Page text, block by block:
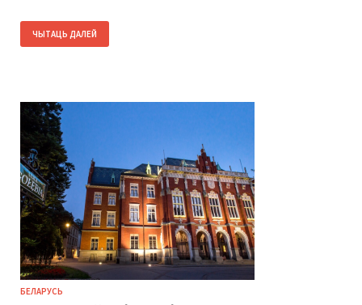
ЧЫТАЦЬ ДАЛЕЙ
БЕЛАРУСЬ